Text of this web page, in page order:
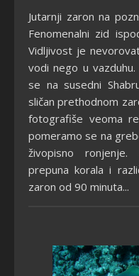
Jutarnji zaron na
Fenomenalni zid
Vidljivost je
vodi nego u
se na susedni
sličan prethodnom
fotografiše veoma
pomeramo se na
živopisno
prepuna korala i
zaron od 90 minuta...